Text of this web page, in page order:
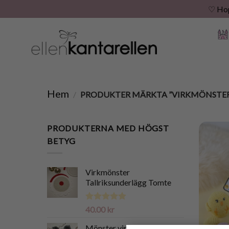
♡
Hem / PRODUKTER MÄRKTA
PRODUKTERNA MED HÖGST
BETYG
Virkmönster
Tallriksunderlägg Tomte
Betygsatt
40.00 kr